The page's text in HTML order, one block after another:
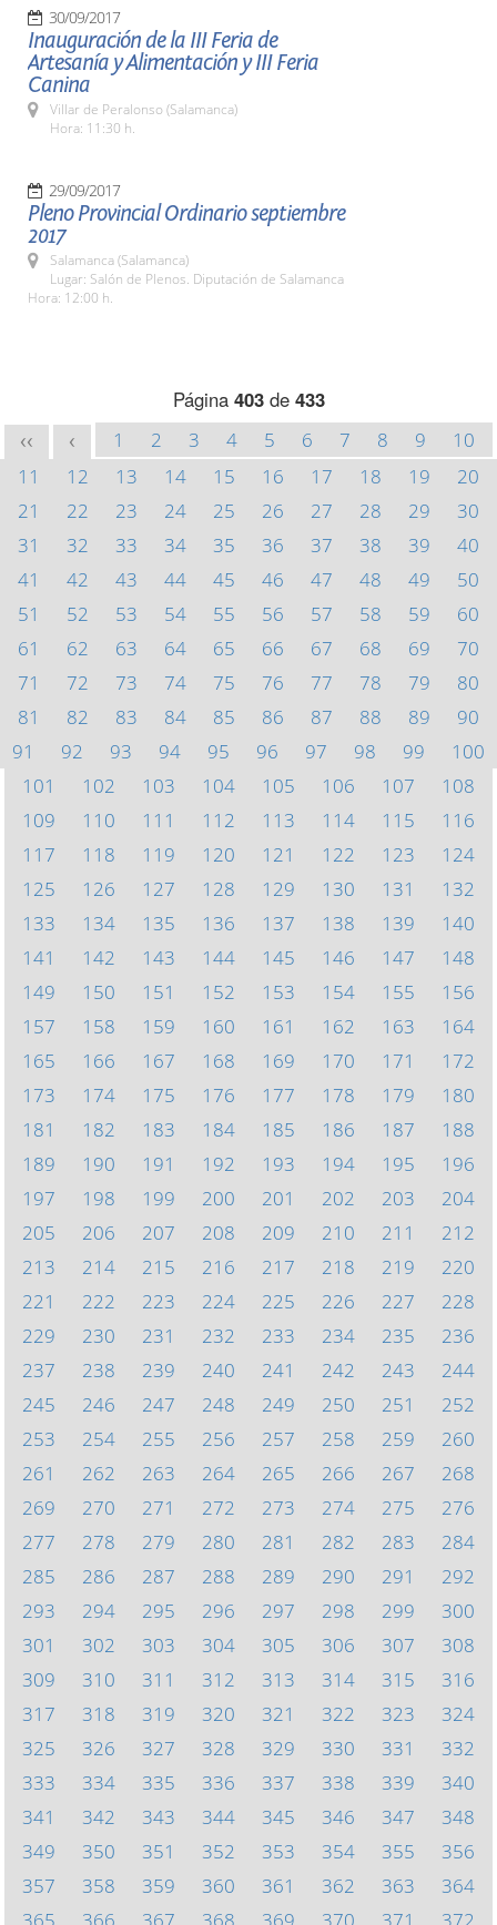
30/09/2017
Inauguración de la III Feria de
Artesanía y Alimentación y III Feria
Canina
Villar de Peralonso (Salamanca)
Hora: 11:30 h.
29/09/2017
Pleno Provincial Ordinario septiembre
2017
Salamanca (Salamanca)
Lugar: Salón de Plenos. Diputación de Salamanca
Hora: 12:00 h.
Página 403de 433
<< < 1 2 3 4 5 6 7 8 9
10
11
12 13 14 15 16 17 18 19
20
21
22 23 24 25 26 27 28 29
30
31
32 33 34 35 36 37 38 39
40
41
42 43 44 45 46 47 48 49
50
51
52 53 54 55 56 57 58 59
60
61
62 63 64 65 66 67 68 69
70
71
72 73 74 75 76 77 78 79
80
81
82 83 84 85 86 87 88 89
90
91
92 93 94 95 96 97 98 99
100
101
102 103 104 105 106 107
108
109
110 111 112 113 114 115
116
117
118 119 120 121 122 123
124
125
126 127 128 129 130 131
132
133
134 135 136 137 138 139
140
141
142 143 144 145 146 147
148
149
150 151 152 153 154 155
156
157
158 159 160 161 162 163
164
165
166 167 168 169 170 171
172
173
174 175 176 177 178 179
180
181
182 183 184 185 186 187
188
189
190 191 192 193 194 195
196
197
198 199 200 201 202 203
204
205
206 207 208 209 210 211
212
213
214 215 216 217 218 219
220
221
222 223 224 225 226 227
228
229
230 231 232 233 234 235
236
237
238 239 240 241 242 243
244
245
246 247 248 249 250 251
252
253
254 255 256 257 258 259
260
261
262 263 264 265 266 267
268
269
270 271 272 273 274 275
276
277
278 279 280 281 282 283
284
285
286 287 288 289 290 291
292
293
294 295 296 297 298 299
300
301
302 303 304 305 306 307
308
309
310 311 312 313 314 315
316
317
318 319 320 321 322 323
324
325
326 327 328 329 330 331
332
333
334 335 336 337 338 339
340
341
342 343 344 345 346 347
348
349
350 351 352 353 354 355
356
357
358 359 360 361 362 363
364